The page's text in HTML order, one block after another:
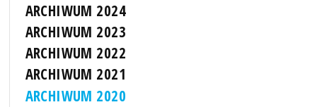
ARCHIWUM 2024
ARCHIWUM 2023
ARCHIWUM 2022
ARCHIWUM 2021
ARCHIWUM 2020